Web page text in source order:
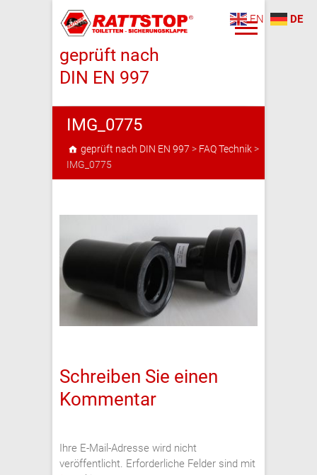
geprüft nach
DIN EN 997
IMG_0775
geprüft nach DIN EN 997 > FAQ Technik>
IMG_0775
Schreiben Sie einen
Kommentar
Ihre E-Mail-Adresse wird nicht
veröffentlicht. Erforderliche Felder sind mit
EN DE